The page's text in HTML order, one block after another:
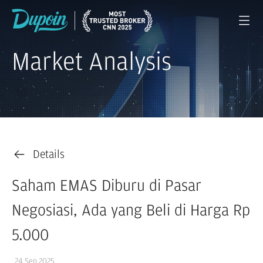
Market Analysis
Details
Saham EMAS Diburu di Pasar
Negosiasi, Ada yang Beli di Harga Rp
5.000
24 Sep 2025